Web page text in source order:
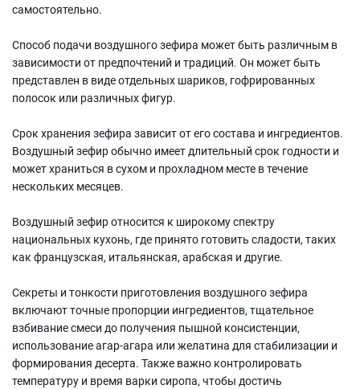
самостоятельно.
Способ подачи воздушного зефира может быть различным в
зависимости от предпочтений и традиций. Он может быть
представлен в виде отдельных шариков, гофрированных
полосок или различных фигур.
Срок хранения зефира зависит от его состава и ингредиентов.
Воздушный зефир обычно имеет длительный срок годности и
может храниться в сухом и прохладном месте в течение
нескольких месяцев.
Воздушный зефир относится к широкому спектру
национальных кухонь, где принято готовить сладости, таких
как французская, итальянская, арабская и другие.
Секреты и тонкости приготовления воздушного зефира
включают точные пропорции ингредиентов, тщательное
взбивание смеси до получения пышной консистенции,
использование агар-агара или желатина для стабилизации и
формирования десерта. Также важно контролировать
температуру и время варки сиропа, чтобы достичь